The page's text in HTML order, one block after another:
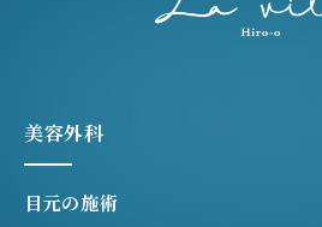
美容外科
目元の施術